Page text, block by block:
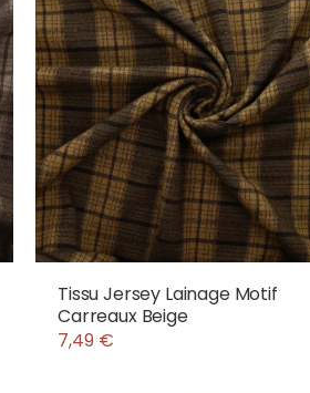
Tissu Jersey Lainage Motif
Carreaux Beige
7,49 €